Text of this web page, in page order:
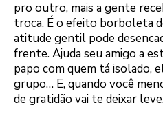
pro outro, mais a gente
troca. É o efeito borboleta
atitude gentil pode
frente. Ajuda seu amigo a
papo com quem tá isolado,
grupo… E, quando você
de gratidão vai te deixar